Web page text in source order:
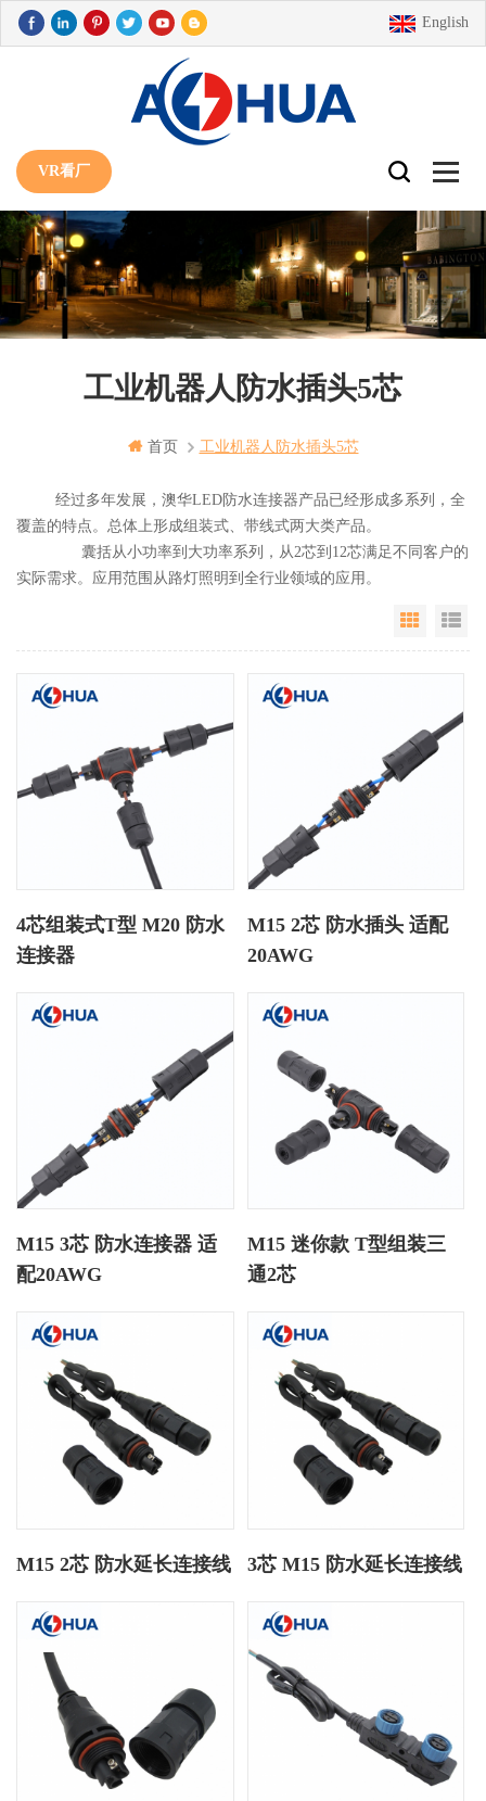
English
VR看厂
工业机器人防水插头5芯
首页 工业机器人防水插头5芯
经过多年发展，澳华LED防水连接器产品已经形成多系列，全
覆盖的特点。总体上形成组装式、带线式两大类产品。
囊括从小功率到大功率系列，从2芯到12芯满足不同客户的
实际需求。应用范围从路灯照明到全行业领域的应用。
Grid
4芯组装式T型 M20 防水
连接器
M15 2芯 防水插头 适配
20AWG
M15 3芯 防水连接器 适
配20AWG
M15 迷你款 T型组装三
通2芯
M15 2芯 防水延长连接线 3芯 M15 防水延长连接线